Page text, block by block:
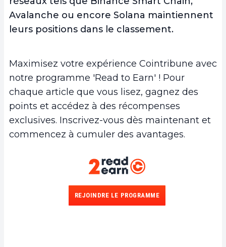
Avalanche ou encore Solana maintiennent
leurs positions dans le classement.
Maximisez votre expérience Cointribune avec
notre programme 'Read to Earn' ! Pour
chaque article que vous lisez, gagnez des
points et accédez à des récompenses
exclusives. Inscrivez-vous dès maintenant et
commencez à cumuler des avantages.
REJOINDRE LE PROGRAMME